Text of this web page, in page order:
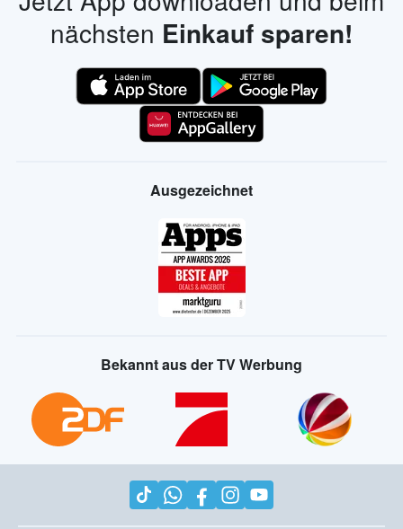
nächsten Einkauf sparen!
Ausgezeichnet
Bekannt aus der TV Werbung